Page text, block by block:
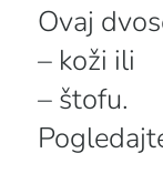
Ovaj
– koži ili
– štofu.